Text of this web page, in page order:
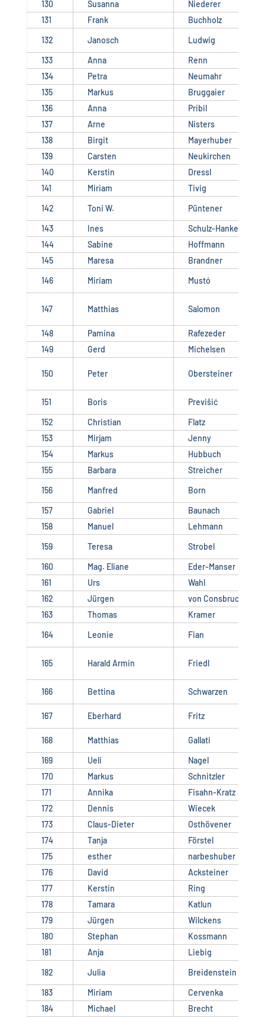
130 Susanna
Niederer
131
Frank
Buchholz
132
Janosch
Ludwig
133
Anna
Renn
134
Petra
Neumahr
135
Markus
Bruggaier
136
Anna
Pribil
137
Arne
Nisters
138
Birgit
Mayerhuber
139
Carsten
Neukirchen
140
Kerstin
Dressl
141
Miriam
Tivig
142
Toni W.
Püntener
143
Ines
Schulz-Hanke
144
Sabine
Hoffmann
145
Maresa
Brandner
146
Miriam Mustó
147 Matthias Salomon
148 Pamina
Rafezeder
149
Gerd Michelsen
150 Peter Obersteiner
151 Boris
Previšić
152
Christian
Flatz
153
Mirjam
Jenny
154
Markus
Hubbuch
155
Barbara
Streicher
156
Manfred
Born
157
Gabriel
Baunach
158
Manuel
Lehmann
159
Teresa
Strobel
160
Mag. Eliane
Eder-Manser
161
Urs
Wahl
162
Jürgen
von Consbruch
163
Thomas
Kramer
164
Leonie Fian
165 Harald Armin Friedl
166 Bettina Schwarzen
167 Eberhard Fritz
168 Matthias
Gallati
169
Ueli
Nagel
170
Markus
Schnitzler
171
Annika
Fisahn-Kratz
172
Dennis
Wiecek
173
Claus-Dieter
Osthövener
174
Tanja
Förstel
175
esther
narbeshuber
176
David
Acksteiner
177
Kerstin
Ring
178
Tamara
Katlun
179
Jürgen
Wilckens
180
Stephan
Kossmann
181
Anja
Liebig
182
Julia
Breidenstein
183
Miriam
Cervenka
184
Michael
Brecht